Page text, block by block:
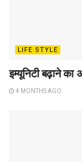
LIFE STYLE
इम्यूनिटी बढ़ाने का
4 MONTHS AGO